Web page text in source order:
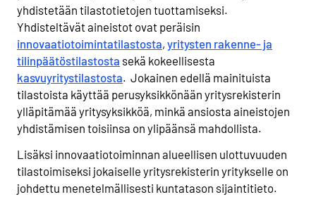
yhdistetään tilastotietojen tuottamiseksi.
Yhdisteltävät aineistot ovat peräisin
innovaatiotoimintatilastosta, yritysten rakenne- ja
tilinpäätöstilastosta sekä kokeellisesta
kasvuyritystilastosta. Jokainen edellä mainituista
tilastoista käyttää perusyksikkönään yritysrekisterin
ylläpitämää yritysyksikköä, minkä ansiosta aineistojen
yhdistämisen toisiinsa on ylipäänsä mahdollista.
Lisäksi innovaatiotoiminnan alueellisen ulottuvuuden
tilastoimiseksi jokaiselle yritysrekisterin yritykselle on
johdettu menetelmällisesti kuntatason sijaintitieto.